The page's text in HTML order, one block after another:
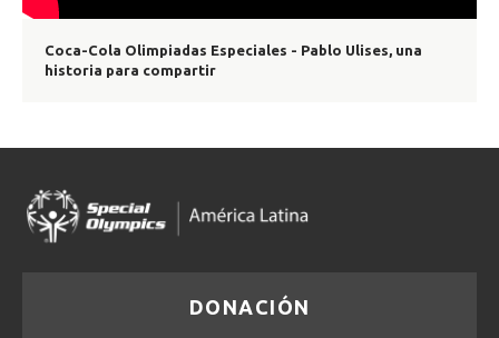
Coca-Cola Olimpiadas Especiales - Pablo Ulises, una
historia para compartir
DONACIÓN